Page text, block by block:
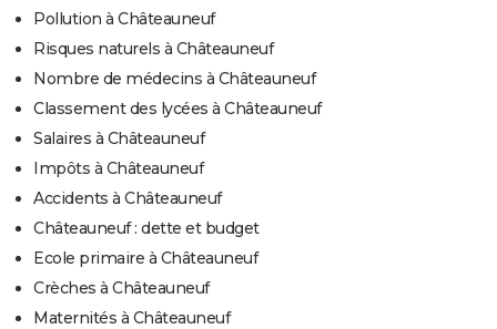
Pollution à Châteauneuf
Risques naturels à Châteauneuf
Nombre de médecins à Châteauneuf
Classement des lycées à Châteauneuf
Salaires à Châteauneuf
Impôts à Châteauneuf
Accidents à Châteauneuf
Châteauneuf : dette et budget
Ecole primaire à Châteauneuf
Crèches à Châteauneuf
Maternités à Châteauneuf